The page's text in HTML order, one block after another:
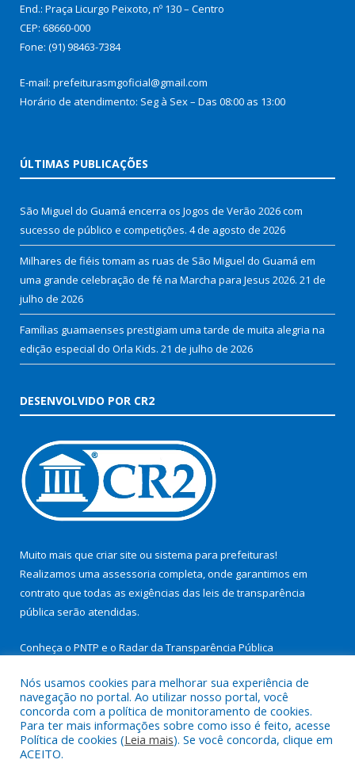
End.: Praça Licurgo Peixoto, nº 130 – Centro
CEP: 68660-000
Fone: (91) 98463-7384
E-mail: prefeiturasmgoficial@gmail.com
Horário de atendimento: Seg à Sex – Das 08:00 as 13:00
ÚLTIMAS PUBLICAÇÕES
São Miguel do Guamá encerra os Jogos de Verão 2026 com
sucesso de público e competições. 4 de agosto de 2026
Milhares de fiéis tomam as ruas de São Miguel do Guamá em
uma grande celebração de fé na Marcha para Jesus 2026. 21 de
julho de 2026
Famílias guamaenses prestigiam uma tarde de muita alegria na
edição especial do Orla Kids. 21 de julho de 2026
DESENVOLVIDO POR CR2
Muito mais que criar site ou sistema para prefeituras!
Realizamos uma assessoria completa, onde garantimos em
contrato que todas as exigências das leis de transparência
pública serão atendidas.
Conheça o PNTP e o Radar da Transparência Pública
Todos os direitos reservados a Prefeitura Municipal de São
Miguel do Guamá.
Nós usamos cookies para melhorar sua experiência de
navegação no portal. Ao utilizar nosso portal, você
concorda com a política de monitoramento de cookies.
Para ter mais informações sobre como isso é feito, acesse
Política de cookies (Leia mais). Se você concorda, clique em
ACEITO.